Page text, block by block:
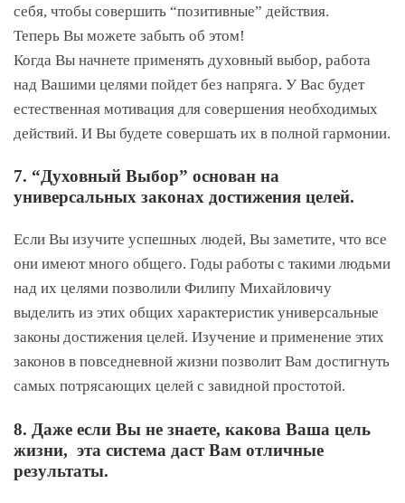
себя, чтобы совершить “позитивные” действия.
Теперь Вы можете забыть об этом!
Когда Вы начнете применять духовный выбор, работа
над Вашими целями пойдет без напряга. У Вас будет
естественная мотивация для совершения необходимых
действий. И Вы будете совершать их в полной гармонии.
7. “Духовный Выбор” основан на
универсальных законах достижения целей.
Если Вы изучите успешных людей, Вы заметите, что все
они имеют много общего. Годы работы с такими людьми
над их целями позволили Филипу Михайловичу
выделить из этих общих характеристик универсальные
законы достижения целей. Изучение и применение этих
законов в повседневной жизни позволит Вам достигнуть
самых потрясающих целей с завидной простотой.
8. Даже если Вы не знаете, какова Ваша цель
жизни, эта система даст Вам отличные
результаты.